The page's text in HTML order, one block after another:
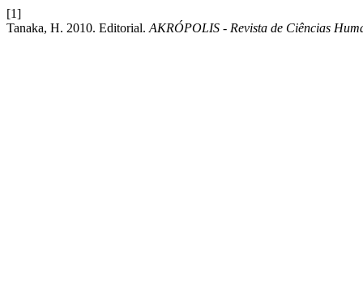
[1]
Tanaka, H. 2010. Editorial. AKRÓPOLIS - Revista de Ciências